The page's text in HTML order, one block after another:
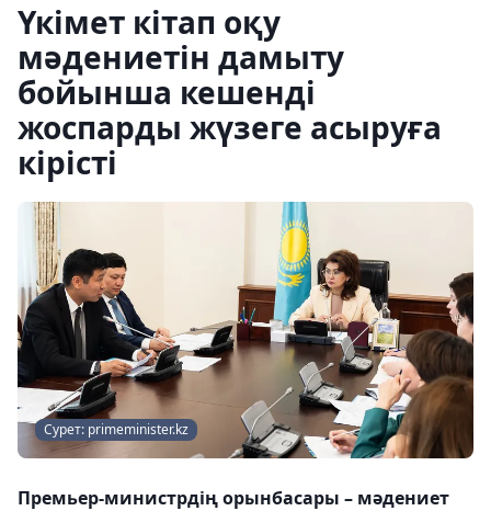
Үкімет кітап оқу
мәдениетін дамыту
бойынша кешенді
жоспарды жүзеге асыруға
кірісті
Сурет: primeminister.kz
Премьер-министрдің орынбасары – мәдениет